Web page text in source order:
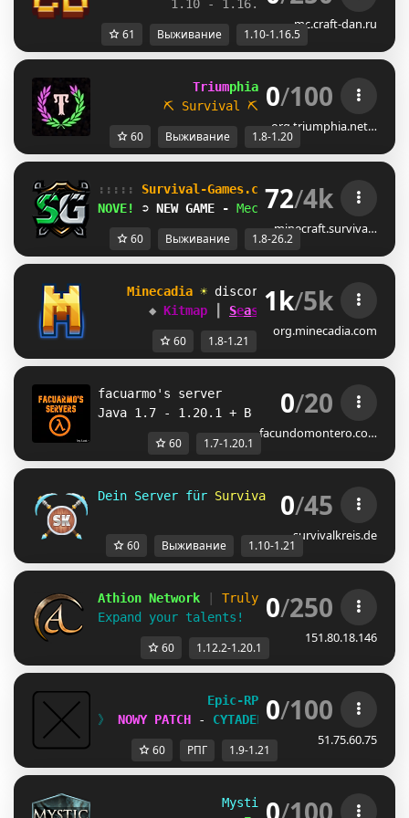
1.10 - 1.16.5 //
mc.craft-dan.ru
61 Выживание 1.10-1.16.5
Triumphia
[1.8 / 1.20.x]
⛏ Survival
⛏ ☁ Parkour
0/100
org.triumphia.net…
60 Выживание 1.8-1.20
::::: Survival-Games.cz ::::: [ 26.2
NOVE! ➲ NEW GAME - Mec cha Chameleon
72/4k
minecraft.surviva…
60 Выживание 1.8-26.2
Minecadia ☀ discord.gg/minecadia
◆ Kitmap Seas n #26 ▶ 0d 0h 0m
1k/5k
org.minecadia.com
60 1.8-1.21
facuarmo's server
Java 1.7 - 1.20.1 + Bedrock
0/20
facundomontero.co…
60 1.7-1.20.1
Dein Server für Survival und Skyblock
0/45
survivalkreis.de
60 Выживание 1.10-1.21
Athion Network
Truly learn to build!
Expand your talents! | 1.12.2 - 1.20.1 |
0/250
151.80.18.146
60 1.12.2-1.20.1
Epic-RPG [ 1.9 - 1.21
》 NOWY PATCH - CYTADELA [ 1.4.2]
0/100
51.75.60.75
60 РПГ 1.9-1.21
MysticRunes | 1.9-1.21.11